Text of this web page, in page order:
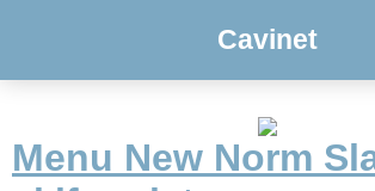
Cavinet
Menu New Norm